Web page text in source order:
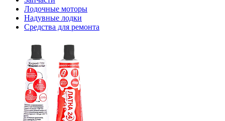
Лодочные моторы
Надувные лодки
Средства для ремонта